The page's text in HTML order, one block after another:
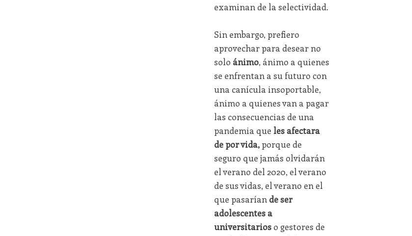
examinan de la selectividad.
Sin embargo, prefiero
aprovechar para desear no
solo ánimo, ánimo a quienes
se enfrentan a su futuro con
una canícula insoportable,
ánimo a quienes van a pagar
las consecuencias de una
pandemia que les afectara
de por vida,porque de
seguro que jamás olvidarán
el verano del 2020, el verano
de sus vidas, el verano en el
que pasarían de ser
adolescentes a
universitarios o gestores de